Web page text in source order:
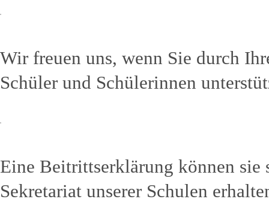
Wir freuen uns, wenn Sie durch
Schüler und Schülerinnen
Eine Beitrittserklärung können sie
Sekretariat unserer Schulen